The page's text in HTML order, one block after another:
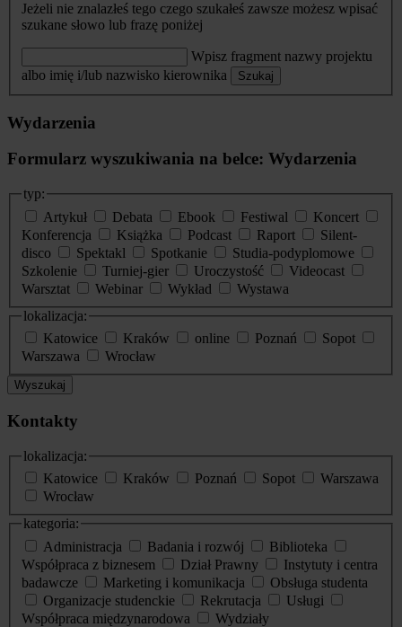
Jeżeli nie znalazłeś tego czego szukałeś zawsze możesz wpisać
szukane słowo lub frazę poniżej
Wpisz fragment nazwy projektu
albo imię i/lub nazwisko kierownika
Szukaj
Wydarzenia
Formularz wyszukiwania na belce: Wydarzenia
typ:
Artykuł
Debata Ebook Festiwal
Koncert
Konferencja
Książka Podcast Raport
Silent-
disco
Spektakl Spotkanie
Studia-podyplomowe
Szkolenie
Turniej-gier Uroczystość
Videocast
Warsztat
Webinar Wykład
Wystawa
lokalizacja:
Katowice
Kraków online Poznań
Sopot
Warszawa
Wrocław
Wyszukaj
Kontakty
lokalizacja:
Katowice
Kraków Poznań Sopot
Warszawa
Wrocław
kategoria:
Administracja
Badania i rozwój
Biblioteka
Współpraca z biznesem
Dział Prawny
Instytuty i centra
badawcze
Marketing i komunikacja
Obsługa studenta
Organizacje studenckie
Rekrutacja
Usługi
Współpraca międzynarodowa
Wydziały